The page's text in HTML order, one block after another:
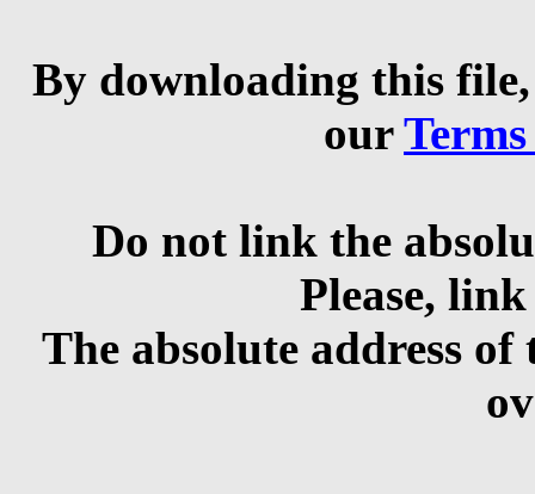
By downloading this
our
Do not link the
Please,
The absolute address